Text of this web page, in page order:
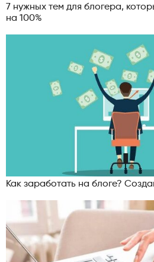
7 нужных тем для блогера,
на 100%
Как заработать на блоге?